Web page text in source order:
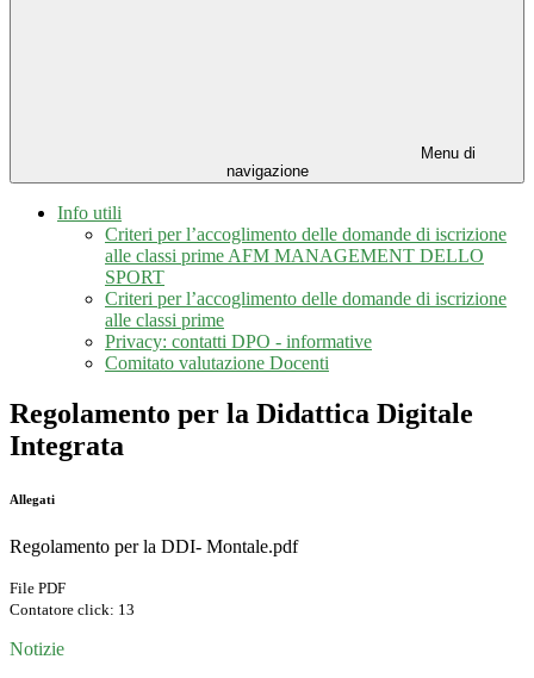
Menu di
navigazione
Info utili
Criteri per l’accoglimento delle domande di iscrizione
alle classi prime AFM MANAGEMENT DELLO
SPORT
Criteri per l’accoglimento delle domande di iscrizione
alle classi prime
Privacy: contatti DPO - informative
Comitato valutazione Docenti
Regolamento per la Didattica Digitale
Integrata
Allegati
Regolamento per la DDI- Montale.pdf
File PDF
Contatore click: 13
Notizie